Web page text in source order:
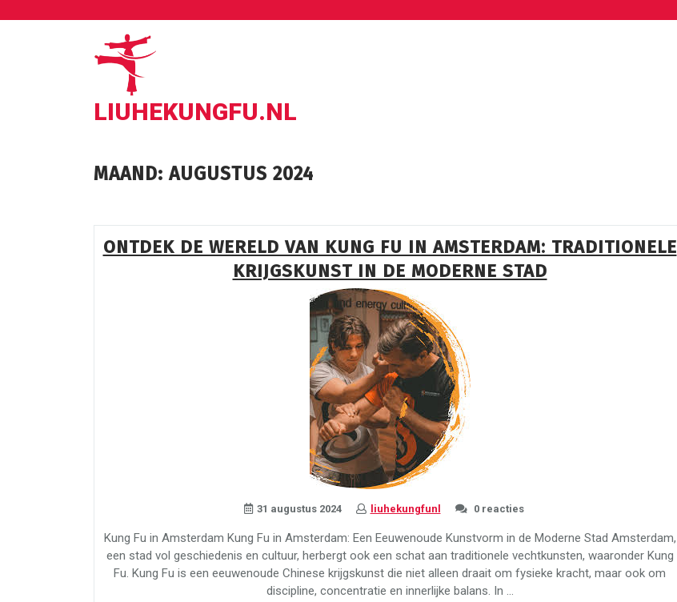
LIUHEKUNGFU.NL
MAAND:AUGUSTUS 2024
ONTDEK DE WERELD VAN KUNG FU IN AMSTERDAM: TRADITIONELE
KRIJGSKUNST IN DE MODERNE STAD
31 augustus 2024 liuhekungfunl 0 reacties
Kung Fu in Amsterdam Kung Fu in Amsterdam: Een Eeuwenoude Kunstvorm in de Moderne Stad Amsterdam,
een stad vol geschiedenis en cultuur, herbergt ook een schat aan traditionele vechtkunsten, waaronder Kung
Fu. Kung Fu is een eeuwenoude Chinese krijgskunst die niet alleen draait om fysieke kracht, maar ook om
discipline, concentratie en innerlijke balans. In …